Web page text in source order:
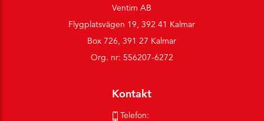
Ventim AB
Flygplatsvägen 19, 392 41 Kalmar
Box 726, 391 27 Kalmar
Org. nr: 556207-6272
Kontakt
Telefon: